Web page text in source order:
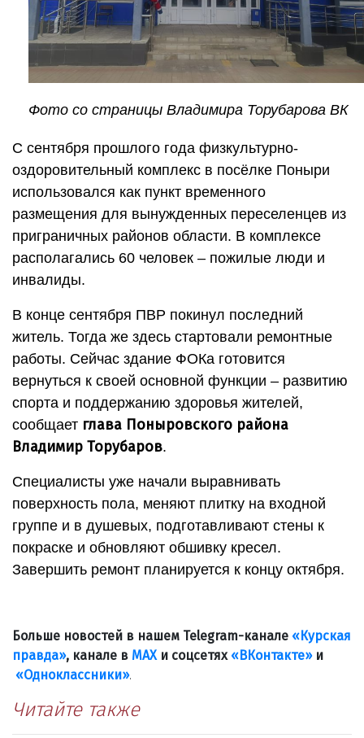
Фото со страницы Владимира Торубарова ВК
С сентября прошлого года физкультурно-
оздоровительный комплекс в посёлке Поныри
использовался как пункт временного
размещения для вынужденных переселенцев из
приграничных районов области. В комплексе
располагались 60 человек – пожилые люди и
инвалиды.
В конце сентября ПВР покинул последний
житель. Тогда же здесь стартовали ремонтные
работы. Сейчас здание ФОКа готовится
вернуться к своей основной функции – развитию
спорта и поддержанию здоровья жителей,
сообщает глава Поныровского района
Владимир Торубаров.
Специалисты уже начали выравнивать
поверхность пола, меняют плитку на входной
группе и в душевых, подготавливают стены к
покраске и обновляют обшивку кресел.
Завершить ремонт планируется к концу октября.
Больше новостей в нашем Telegram-канале «Курская
правда», канале в МАХи соцсетях «ВКонтакте»и
«Одноклассники».
Читайте также